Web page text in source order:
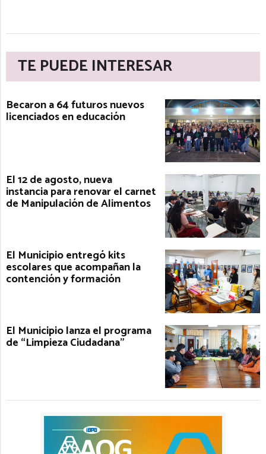
TE PUEDE INTERESAR
Becaron a 64 futuros nuevos
licenciados en educación
El 12 de agosto, nueva
instancia para renovar el carnet
de Manipulación de Alimentos
El Municipio entregó kits
escolares que acompañan la
contención y formación
El Municipio lanza el programa
de “Limpieza Ciudadana”